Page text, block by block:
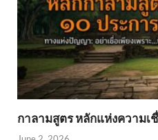
กาลามสูตร หลักแห่งความเ